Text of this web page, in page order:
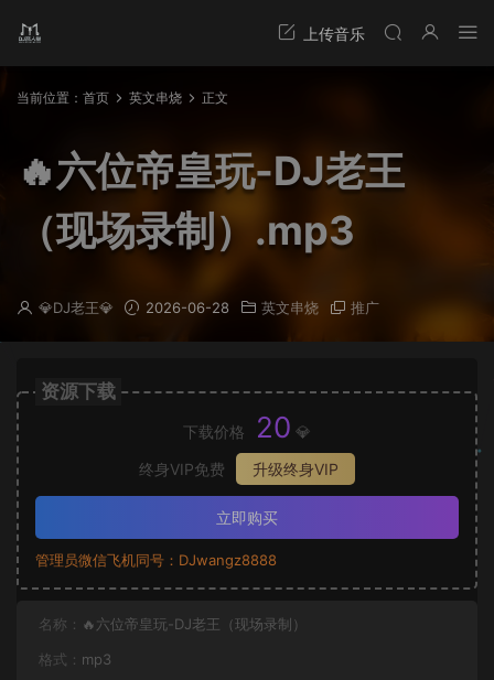
当前位置： 首页 英文串烧 正文
🔥六位帝皇玩-DJ老王
（现场录制）.mp3
💎DJ老王💎 2026-06-28 英文串烧 推广
资源下载
下载价格 20 💎
终身VIP免费
升级终身VIP
立即购买
管理员微信飞机同号：DJwangz8888
名称： 🔥六位帝皇玩-DJ老王（现场录制）
格式： mp3